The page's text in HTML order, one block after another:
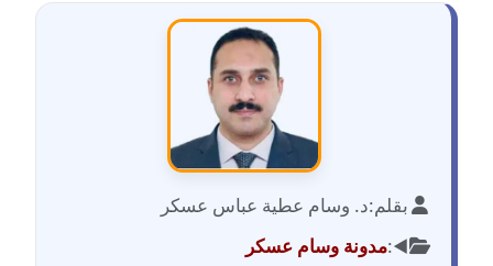
مدونة احمد البحيري
مدونة أحمد الجمال
عاملة
مدونة احمد الحسينيبقلم:د. وسام عطية عباس عسكر
◀️:مدونة وسام عسكر